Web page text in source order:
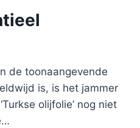
de toonaangevende
is, is het jammer
olijfolie’ nog niet